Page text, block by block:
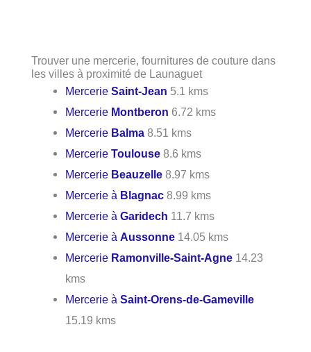
Trouver une mercerie, fournitures de couture dans
les villes à proximité de Launaguet
MercerieSaint-Jean 5.1 kms
Mercerie Montberon 6.72 kms
Mercerie Balma 8.51 kms
MercerieToulouse 8.6 kms
Mercerie Beauzelle 8.97 kms
Mercerie à Blagnac 8.99 kms
Mercerie àGaridech 11.7 kms
Mercerie àAussonne 14.05 kms
Mercerie Ramonville-Saint-Agne 14.23
kms
Mercerie àSaint-Orens-de-Gameville
15.19 kms